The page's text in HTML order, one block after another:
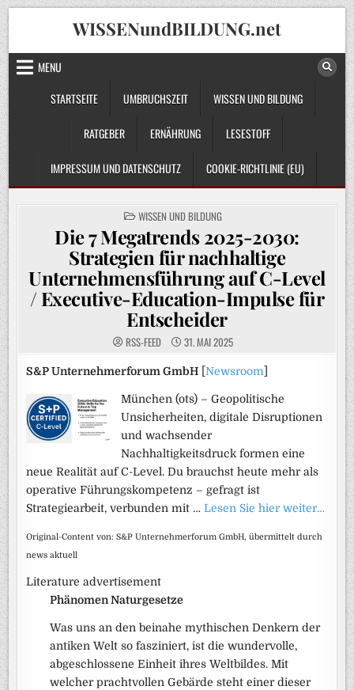
Skip
to
content
WISSENundBILDUNG.net
MENU
STARTSEITE
UMBRUCHSZEIT WISSEN UND BILDUNG
RATGEBER ERNÄHRUNG LESESTOFF
IMPRESSUM UND DATENSCHUTZ COOKIE-RICHTLINIE (EU)
POSTED
IN
WISSEN UND BILDUNG
Die 7 Megatrends 2025-2030:
Strategien für nachhaltige
Unternehmensführung auf C-Level
/ Executive-Education-Impulse für
Entscheider
RSS-FEED 31. MAI 2025
S&P Unternehmerforum GmbH [Newsroom
München (ots) – Geopolitische
Unsicherheiten, digitale Disruptionen
und wachsender
Nachhaltigkeitsdruck formen eine
neue Realität auf C-Level. Du brauchst heute mehr als
operative Führungskompetenz – gefragt ist
Strategiearbeit, verbunden mit …Lesen Sie hier weiter…
Original-Content von: S&P Unternehmerforum GmbH, übermittelt durch
news aktuell
Literature advertisement
Phänomen Naturgesetze
Was uns an den beinahe mythischen Denkern der
antiken Welt so fasziniert, ist die wundervolle,
abgeschlossene Einheit ihres Weltbildes. Mit
welcher prachtvollen Gebärde steht einer dieser